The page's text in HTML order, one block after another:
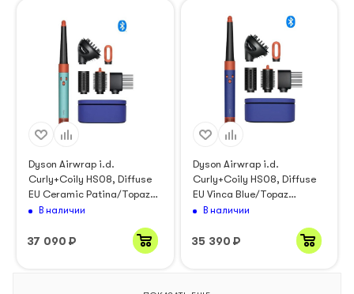
Dyson Airwrap i.d.
Curly+Coily HS08, Diffuse
EU Ceramic Patina/Topaz
(533736-01)
В наличии
37 090 ₽
Dyson Airwrap i.d.
Curly+Coily HS08, Diffuse
EU Vinca Blue/Topaz
Orange
В наличии
35 390 ₽